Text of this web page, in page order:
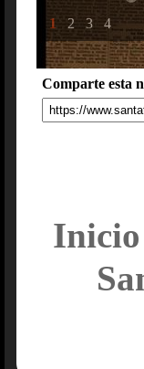
1 2 3 4
Comparte esta
Inicio